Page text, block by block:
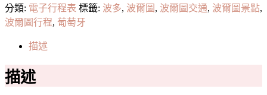
圖
2
典
分類: 電子行程表 標籤: 波多, 波爾圖 , 波爾圖交通, 波爾圖景點,
波爾圖行程, 葡萄牙
描述
描述